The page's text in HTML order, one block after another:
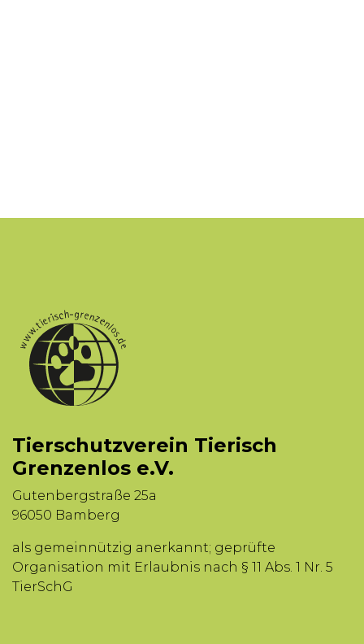
Tierschutzverein Tierisch
Grenzenlos e.V.
Gutenbergstraße 25a
96050 Bamberg
als gemeinnützig anerkannt; geprüfte
Organisation mit Erlaubnis nach § 11 Abs. 1 Nr. 5
TierSchG